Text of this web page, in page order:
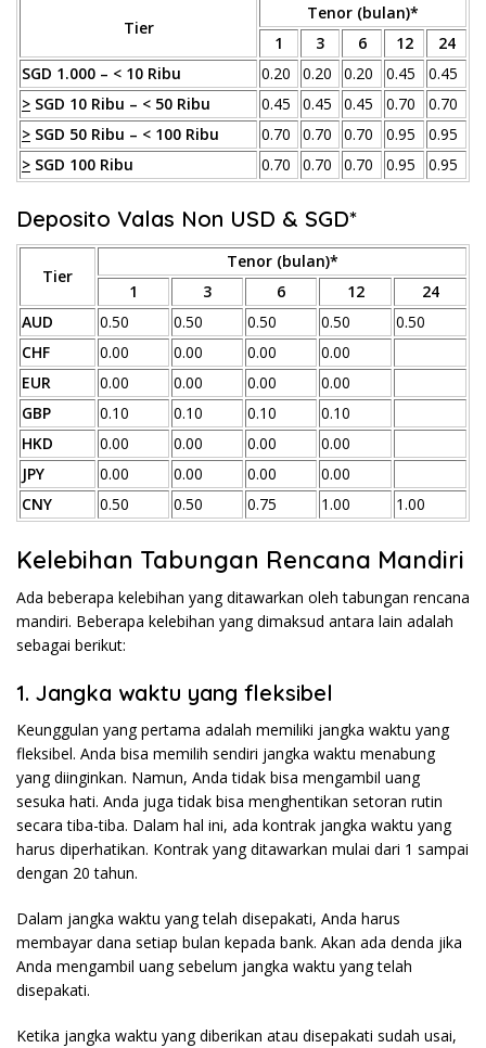
Tier
Tenor (bulan)*
1
3 6 12
24
SGD 1.000 – < 10 Ribu
0.20 0.20 0.20 0.45
0.45
> SGD 10 Ribu – < 50 Ribu 0.45 0.45 0.45 0.70
0.70
> SGD 50 Ribu – < 100 Ribu 0.70 0.70 0.70 0.95
0.95
> SGD 100 Ribu 0.70 0.70 0.70 0.95 0.95
Deposito Valas Non USD & SGD*
Tier
Tenor (bulan)*
1
3 6 12
24
AUD
0.50 0.50 0.50 0.50
0.50
CHF
0.00 0.00 0.00
0.00
EUR
0.00 0.00 0.00
0.00
GBP
0.10 0.10 0.10
0.10
HKD
0.00 0.00 0.00
0.00
JPY
0.00 0.00 0.00
0.00
CNY
0.50 0.50 0.75 1.00 1.00
Kelebihan Tabungan Rencana Mandiri
Ada beberapa kelebihan yang ditawarkan oleh tabungan rencana
mandiri. Beberapa kelebihan yang dimaksud antara lain adalah
sebagai berikut:
1. Jangka waktu yang fleksibel
Keunggulan yang pertama adalah memiliki jangka waktu yang
fleksibel. Anda bisa memilih sendiri jangka waktu menabung
yang diinginkan. Namun, Anda tidak bisa mengambil uang
sesuka hati. Anda juga tidak bisa menghentikan setoran rutin
secara tiba-tiba. Dalam hal ini, ada kontrak jangka waktu yang
harus diperhatikan. Kontrak yang ditawarkan mulai dari 1 sampai
dengan 20 tahun.
Dalam jangka waktu yang telah disepakati, Anda harus
membayar dana setiap bulan kepada bank. Akan ada denda jika
Anda mengambil uang sebelum jangka waktu yang telah
disepakati.
Ketika jangka waktu yang diberikan atau disepakati sudah usai,